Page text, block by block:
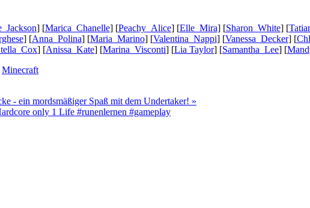
] [Marica_Chanelle] [Peachy_Alice] [Elle_Mira] [Sharon_White] [
] [Anna_Polina] [Maria_Marino] [Valentina_Nappi] [Vanessa_Decker] [
] [Anissa_Kate] [Marina_Visconti] [Lia Taylor] [Samantha_Lee] [
Minecraft
- ein mordsmäßiger Spaß mit dem Undertaker! »
only 1 Life #runenlernen #gameplay